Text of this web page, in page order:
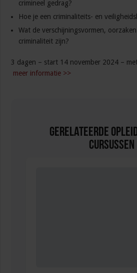
crimineel gedrag?
Hoe je een criminaliteits- en
Wat de verschijningsvormen,
criminaliteit zijn?
3 dagen – start 14 november 2024 –
meer informatie >>
Gerelateerde
Cursussen